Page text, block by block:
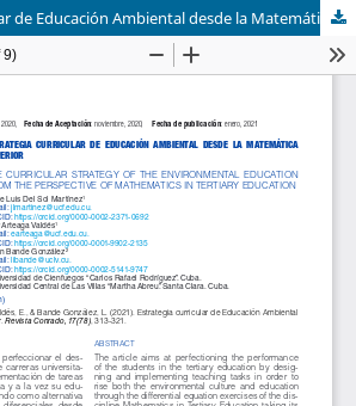
Estrategia curricular de Educación Ambiental desde la Matemática Superior